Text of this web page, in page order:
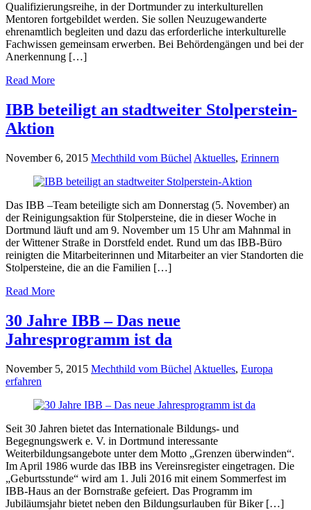
Qualifizierungsreihe, in der Dortmunder zu interkulturellen
Mentoren fortgebildet werden. Sie sollen Neuzugewanderte
ehrenamtlich begleiten und dazu das erforderliche interkulturelle
Fachwissen gemeinsam erwerben. Bei Behördengängen und bei der
Anerkennung […]
Read More
IBB beteiligt an stadtweiter Stolperstein-
Aktion
November 6, 2015 Mechthild vom Büchel Aktuelles, Erinnern
Das IBB –Team beteiligte sich am Donnerstag (5. November) an
der Reinigungsaktion für Stolpersteine, die in dieser Woche in
Dortmund läuft und am 9. November um 15 Uhr am Mahnmal in
der Wittener Straße in Dorstfeld endet. Rund um das IBB-Büro
reinigten die Mitarbeiterinnen und Mitarbeiter an vier Standorten die
Stolpersteine, die an die Familien […]
Read More
30 Jahre IBB – Das neue
Jahresprogramm ist da
November 5, 2015 Mechthild vom Büchel Aktuelles, Europa
erfahren
Seit 30 Jahren bietet das Internationale Bildungs- und
Begegnungswerk e. V. in Dortmund interessante
Weiterbildungsangebote unter dem Motto „Grenzen überwinden“.
Im April 1986 wurde das IBB ins Vereinsregister eingetragen. Die
„Geburtsstunde“ wird am 1. Juli 2016 mit einem Sommerfest im
IBB-Haus an der Bornstraße gefeiert. Das Programm im
Jubiläumsjahr bietet neben den Bildungsurlauben für Biker […]